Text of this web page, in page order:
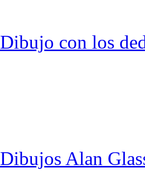
Dibujo con los
Dibujos Alan